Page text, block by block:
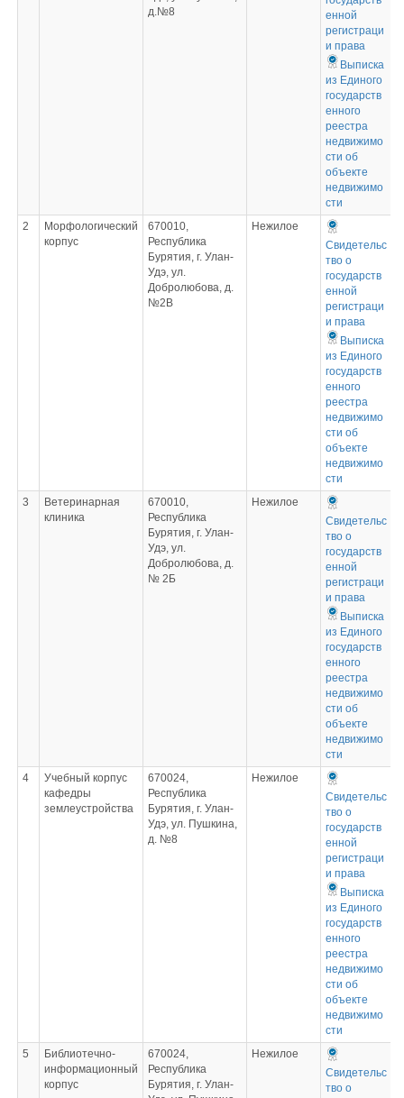
д.№8
енной
регистраци
и права
Выписка
из Единого
государств
енного
реестра
недвижимо
сти об
объекте
недвижимо
сти
2
Морфологический
корпус
670010,
Республика
Бурятия, г. Улан-
Удэ, ул.
Добролюбова, д.
№2В
Нежилое
Свидетельс
тво о
государств
енной
регистраци
и права
Выписка
из Единого
государств
енного
реестра
недвижимо
сти об
объекте
недвижимо
сти
3
Ветеринарная
клиника
670010,
Республика
Бурятия, г. Улан-
Удэ, ул.
Добролюбова, д.
№ 2Б
Нежилое
Свидетельс
тво о
государств
енной
регистраци
и права
Выписка
из Единого
государств
енного
реестра
недвижимо
сти об
объекте
недвижимо
сти
4
Учебный корпус
кафедры
землеустройства
670024,
Республика
Бурятия, г. Улан-
Удэ, ул. Пушкина,
д. №8
Нежилое
Свидетельс
тво о
государств
енной
регистраци
и права
Выписка
из Единого
государств
енного
реестра
недвижимо
сти об
объекте
недвижимо
сти
5
Библиотечно-
информационный
корпус
670024,
Республика
Бурятия, г. Улан-
Нежилое
Свидетельс
тво о